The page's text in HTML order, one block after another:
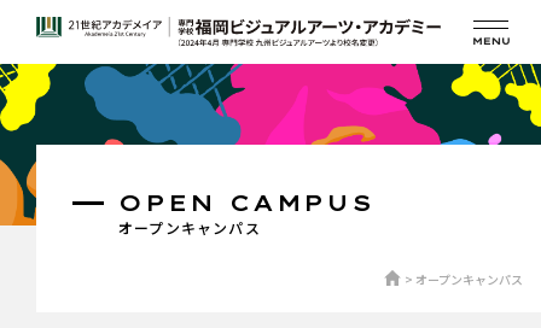
オープンキャンパス
OPEN CAMPUS
オープンキャンパス